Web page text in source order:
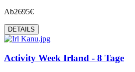
Ab2695€
DETAILS
Activity Week Irland - 8 Tage